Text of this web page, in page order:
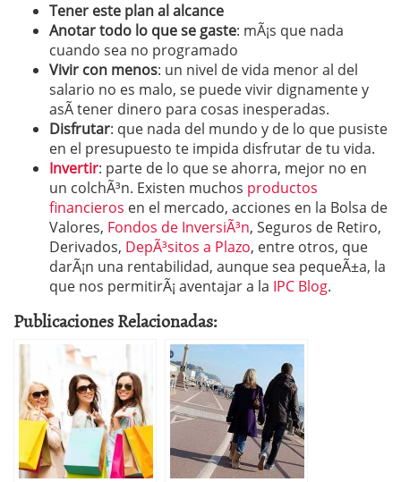
Tener este plan al alcance
Anotar todo lo que se gaste: mÃ¡s que nada
cuando sea no programado
Vivir con menos: un nivel de vida menor al del
salario no es malo, se puede vivir dignamente y
asÃ­ tener dinero para cosas inesperadas.
Disfrutar: que nada del mundo y de lo que pusiste
en el presupuesto te impida disfrutar de tu vida.
Invertir: parte de lo que se ahorra, mejor no en
un colchÃ³n. Existen muchos productos
financieros en el mercado, acciones en la Bolsa de
Valores, Fondos de InversiÃ³n, Seguros de Retiro,
Derivados, DepÃ³sitos a Plazo, entre otros, que
darÃ¡n una rentabilidad, aunque sea pequeÃ±a, la
que nos permitirÃ¡ aventajar a la IPC Blog.
Publicaciones Relacionadas: